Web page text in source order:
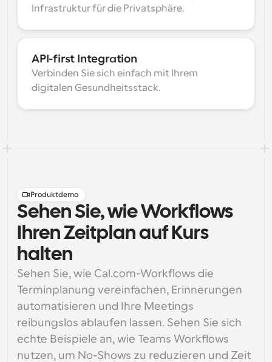
Infrastruktur für die Privatsphäre.
API-first Integration
Verbinden Sie sich einfach mit Ihrem
digitalen Gesundheitsstack.
Produktdemo
Sehen Sie, wie Workflows
Ihren Zeitplan auf Kurs
halten
Sehen Sie, wie Cal.com-Workflows die
Terminplanung vereinfachen, Erinnerungen
automatisieren und Ihre Meetings
reibungslos ablaufen lassen. Sehen Sie sich
echte Beispiele an, wie Teams Workflows
nutzen, um No-Shows zu reduzieren und Zeit